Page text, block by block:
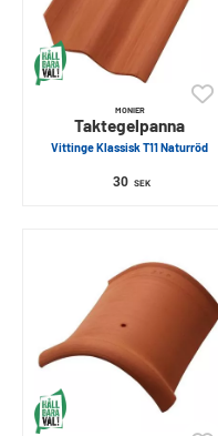
MONIER
Taktegelpanna
Vittinge Klassisk T11 Natur­röd
30 SEK